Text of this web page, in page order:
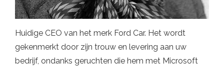
Huidige CEO van het merk Ford Car. Het wordt
gekenmerkt door zijn trouw en levering aan uw
bedrijf, ondanks geruchten die hem met Microsoft